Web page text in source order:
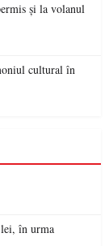
și la volanul
cultural în
lei, în urma